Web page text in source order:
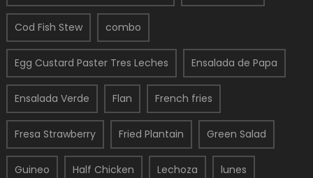
Cod Fish Stew combo
Egg Custard Paster Tres Leches Ensalada de Papa
Ensalada Verde Flan French fries
Fresa Strawberry Fried Plantain Green Salad
Guineo Half Chicken Lechoza lunes